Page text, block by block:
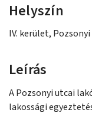
Helyszín
IV. kerület,
Leírás
A Pozsonyi utcai
lakossági